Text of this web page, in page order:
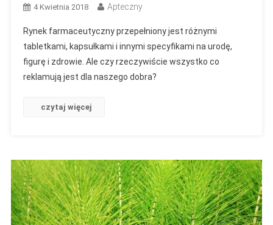
4 Kwietnia 2018 Apteczny
Rynek farmaceutyczny przepełniony jest różnymi
tabletkami, kapsułkami i innymi specyfikami na urodę,
figurę i zdrowie. Ale czy rzeczywiście wszystko co
reklamują jest dla naszego dobra?
czytaj więcej